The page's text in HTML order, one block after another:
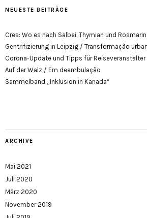
NEUESTE BEITRÄGE
Cres: Wo es nach Salbei, Thymian und
Gentrifizierung in Leipzig / Transformação
Corona-Update und Tipps für Reiseveranstalter
Auf der Walz / Em deambulação
Sammelband „Inklusion in Kanada“
ARCHIVE
Mai 2021
Juli 2020
März 2020
November 2019